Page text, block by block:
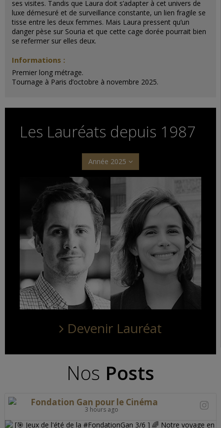
ses visites. Tandis que Laura doit s’adapter à cet univers de
luxe démesuré et de surveillance constante, un lien fragile se
tisse entre les deux femmes. Mais Laura pressent qu’un
danger pèse sur Souria et que cette cage dorée pourrait bien
se refermer sur elles deux.
Informations :
Premier long métrage.
Tournage à Paris d’octobre à novembre 2025.
Les Lauréats depuis 1987
Année 2025
Devenir Lauréat
Nos Posts
Fondation Gan pour le Cinéma
3 hours ago